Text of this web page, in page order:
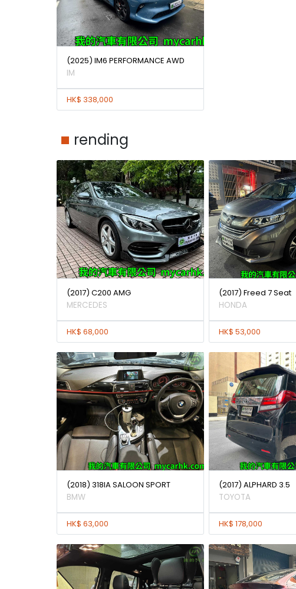
(2025) IM6 PERFORMANCE AWD
IM
HK$ 338,000
rending
(2017) C200 AMG
MERCEDES
HK$ 68,000
(2017) Freed 7 Seat
HONDA
HK$ 53,000
(2018) 318IA SALOON SPORT
BMW
HK$ 63,000
(2017) ALPHARD 3.5
TOYOTA
HK$ 178,000